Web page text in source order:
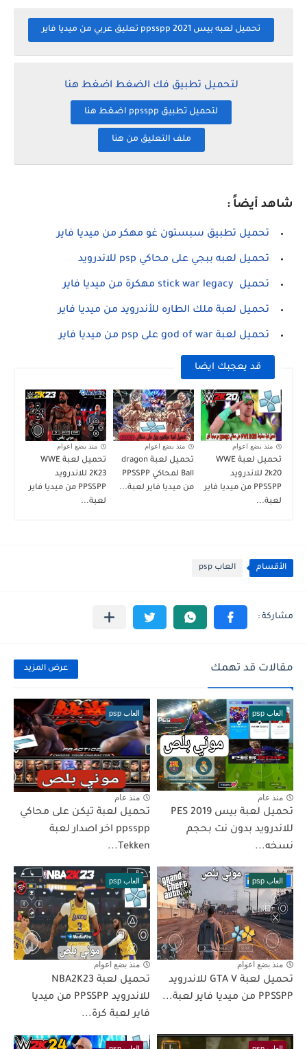
تحميل لعبه بيس 2021 ppsspp تعليق عربي من ميديا فاير
لتحميل تطبيق فك الضغط اضغط هنا
لتحميل تطبيق ppsspp اضغط هنا
ملف التعليق من هنا
شاهد أيضاً :
تحميل تطبيق سبستون غو مهكر من ميديا فاير
تحميل لعبه ببجي على محاكي psp للاندرويد
تحميل stick war legacy مهكرة من ميديا فاير
تحميل لعبة ملك الطاره للأندرويد من ميديا فاير
تحميل لعبة god of war على psp من ميديا فاير
قد يعجبك ايضا
منذ بضع اعوام
تحميل لعبة WWE
2k20 للاندرويد
PPSSPP من ميديا فاير
لعبة...
منذ بضع اعوام
تحميل لعبة dragon
Ball لمحاكي PPSSPP
من ميديا فاير لعبة...
منذ بضع اعوام
تحميل لعبة WWE
2K23 للاندرويد
PPSSPP من ميديا فاير
لعبة...
الأقسام العاب psp
مقالات قد تهمك عرض المزيد
العاب psp
منذ عام
تحميل لعبة بيس PES 2019
للاندرويد بدون نت بحجم
نسخه...
العاب psp
منذ عام
تحميل لعبة تيكن على محاكي
ppsspp اخر اصدار لعبة
Tekken...
العاب psp
منذ بضع اعوام
تحميل لعبة GTA V للاندرويد
PPSSPP من ميديا فاير لعبة...
العاب psp
منذ بضع اعوام
تحميل لعبة NBA2K23
للاندرويد PPSSPP من ميديا
فاير لعبة كرة...